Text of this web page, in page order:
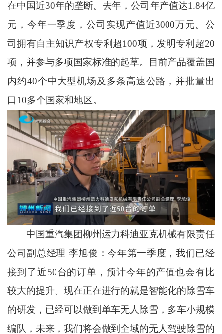
在中国近30年的垄断。去年，公司年产值达1.84亿
元，今年一季度，公司实现产值近3000万元。公
司拥有自主知识产权专利超100项，发明专利超20
项，并参与多项国家标准的起草。目前产品覆盖国
内约40个中大型机场及多条高速公路，并批量出
口10多个国家和地区。
中国重汽集团柳州运力科迪亚克机械有限责任
公司副总经理 李旭俊：今年第一季度，我们已经
接到了近50台的订单，预计今年的产值也会有比
较大的提升。现在正在进行的就是智能化的除雪车
的研发，已经可以做到单车无人除雪，多车小规模
编队，未来，我们将会做到全域的无人驾驶除雪的